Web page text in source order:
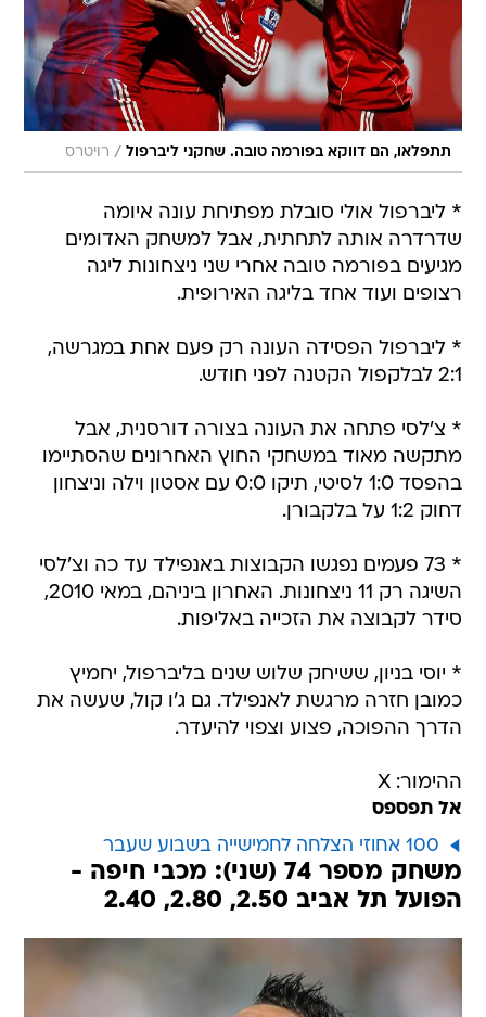
תתפלאו, הם דווקא בפורמה טובה. שחקני ליברפול / רויטרס
* ליברפול אולי סובלת מפתיחת עונה איומה
שדרדרה אותה לתחתית, אבל למשחק האדומים
מגיעים בפורמה טובה אחרי שני ניצחונות ליגה
רצופים ועוד אחד בליגה האירופית.
* ליברפול הפסידה העונה רק פעם אחת במגרשה,
2:1 לבלקפול הקטנה לפני חודש.
* צ'לסי פתחה את העונה בצורה דורסנית, אבל
מתקשה מאוד במשחקי החוץ האחרונים שהסתיימו
בהפסד 1:0 לסיטי, תיקו 0:0 עם אסטון וילה וניצחון
דחוק 1:2 על בלקבורן.
* 73 פעמים נפגשו הקבוצות באנפילד עד כה וצ'לסי
השיגה רק 11 ניצחונות. האחרון ביניהם, במאי 2010,
סידר לקבוצה את הזכייה באליפות.
* יוסי בניון, ששיחק שלוש שנים בליברפול, יחמיץ
כמובן חזרה מרגשת לאנפילד. גם ג'ו קול, שעשה את
הדרך ההפוכה, פצוע וצפוי להיעדר.
ההימור: X
אל תפספס
100 אחוזי הצלחה לחמישייה בשבוע שעבר
משחק מספר 74 (שני): מכבי חיפה -
הפועל תל אביב 2.50, 2.80, 2.40